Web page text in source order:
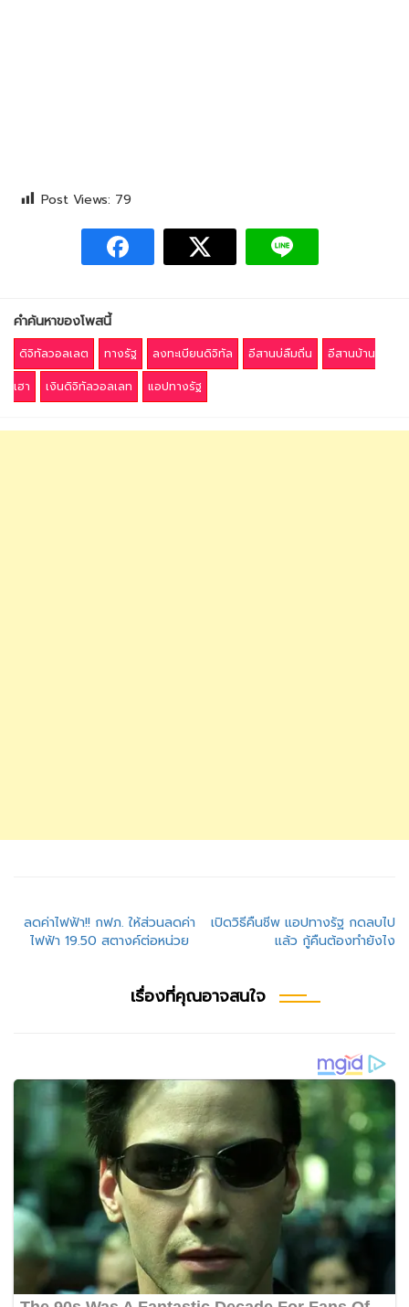
Post Views: 79
คำค้นหาของโพสนี้
ดิจิทัลวอลเลต ทางรัฐ ลงทะเบียนดิจิทัล อีสานบ่ลืมถิ่น
อีสานบ้าน
เฮา
เงินดิจิทัลวอลเลท แอปทางรัฐ
แนะแนว
เรื่อง
ลดค่าไฟฟ้า!! กฟภ. ให้ส่วนลดค่า
ไฟฟ้า 19.50 สตางค์ต่อหน่วย
เปิดวิธีคืนชีพ แอปทางรัฐ กดลบไป
แล้ว กู้คืนต้องทำยังไง
เรื่องที่คุณอาจสนใจ